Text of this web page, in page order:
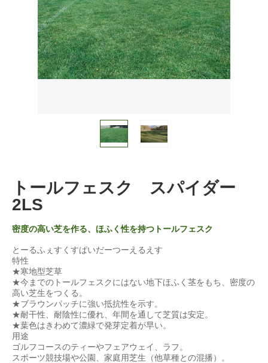
トールフェスク スパイダー
2LS
密度の高い芝を作る、ほふく性を持つトールフェスク
とーるふぇすくすぱいだーつーえるえす
特性
★寒地型芝草
★今までのトールフェスクにはない地下ほふく茎をもち、密度の
高い芝生をつくる。
★ブラウンパッチに強い抵抗性を示す。
★耐干性、耐陰性に優れ、年間を通して芝質は安定。
★葉色はきわめて濃緑で発芽定着が早い。
用途
ゴルフコースのティーやフェアウェイ、ラフ。
スポーツ競技場や公園、家庭用芝生（他草種との混播）。